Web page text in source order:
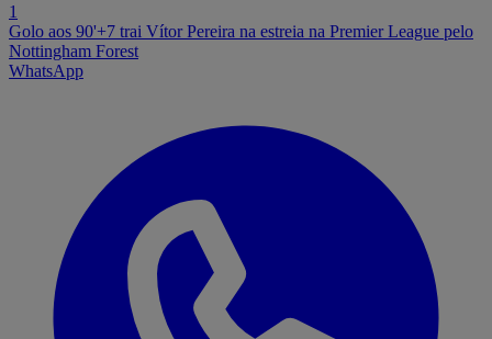
1
Golo aos 90'+7 trai Vítor Pereira na estreia na Premier League pelo
Nottingham Forest
WhatsApp